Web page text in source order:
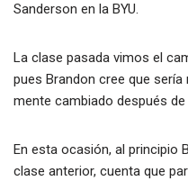
Sanderson en la BYU.
La clase pasada vimos el
pues Brandon cree que
mente cambiado después
En esta ocasión, al principio
clase anterior, cuenta que